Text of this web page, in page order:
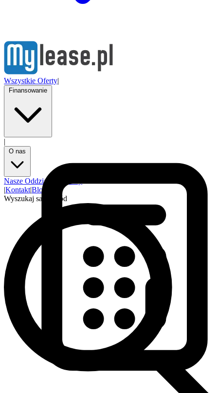
Wszystkie Oferty|
|
Nasze Oddziały
|Kontakt|Blog
Wyszukaj samochód